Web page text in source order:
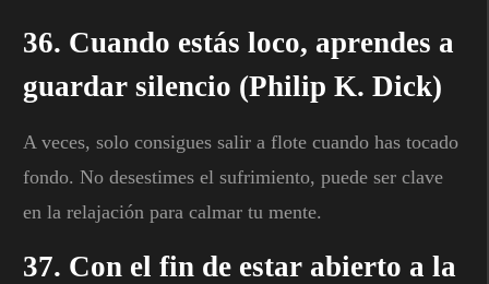
36. Cuando estás loco, aprendes a
guardar silencio (Philip K. Dick)
A veces, solo consigues salir a flote cuando has tocado
fondo. No desestimes el sufrimiento, puede ser clave
en la relajación para calmar tu mente.
37. Con el fin de estar abierto a la